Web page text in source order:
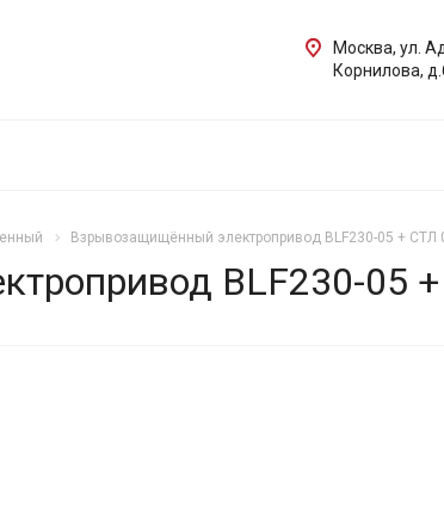
Москва, ул.
Корнилова,
Взрывозащищённый электропривод BLF230-05 + СТЛ
BLF230-05